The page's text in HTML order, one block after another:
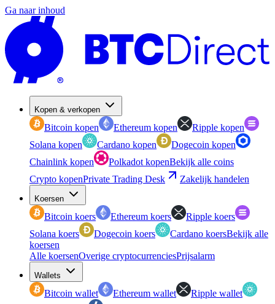
Ga naar inhoud
Kopen & verkopen
Bitcoin kopen Ethereum kopen
Ripple kopen
Solana kopen
Cardano kopen
Dogecoin kopen
Chainlink kopen
Polkadot kopenBekijk alle coins
Crypto kopenPrivate Trading Desk Zakelijk handelen
Koersen
Bitcoin koers Ethereum koers
Ripple koers
Solana koers
Dogecoin koers Cardano koersBekijk alle
koersen
Alle koersenOverige cryptocurrenciesPrijsalarm
Wallets
Bitcoin wallet Ethereum wallet
Ripple wallet